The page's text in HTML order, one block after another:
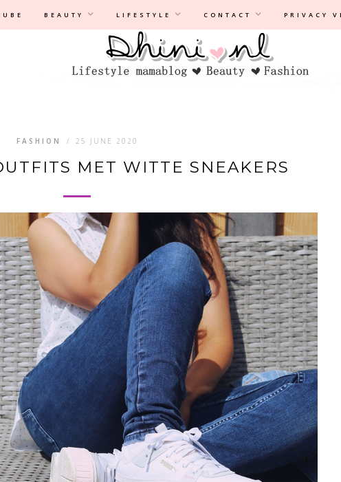
BEAUTY LIFESTYLE CONTACT PRIVACY
Privacyverklaring |Disclaimer
FASHION / 25 JUNE 2020
MET WITTE SNEAKERS